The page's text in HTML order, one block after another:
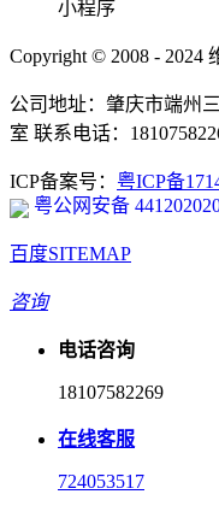
小程序
Copyright © 2008 - 2024
公司地址：肇庆市端州
室 联系电话：
ICP备案号： 粤ICP备
粤公网安备
百度SITEMAP
咨询
电话咨询
18107582269
在线客服
724053517